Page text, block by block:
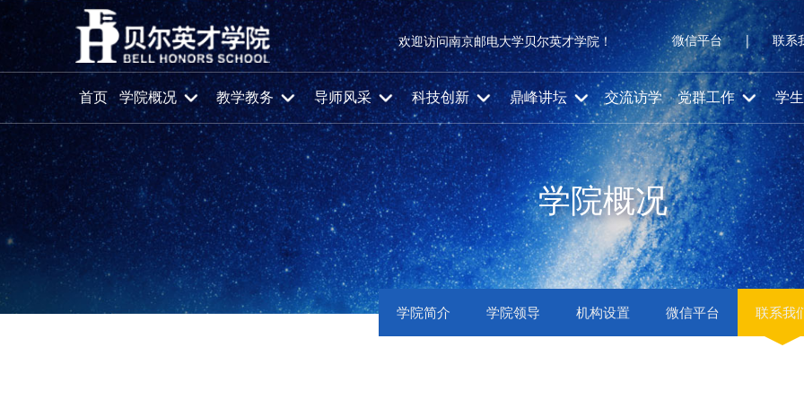
欢迎访问南京邮电大学贝尔英才学院！ 微信平台 | 联系
首页 学院概况 教学教务 导师风采 科技创新 鼎峰讲坛 交流访学 党群工作 学
学院概况
学院简介 学院领导 机构设置 微信平台 联系我